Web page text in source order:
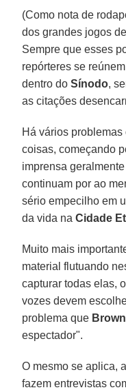
(Como nota de
dos grandes jogos
Sempre que esses
repórteres se
dentro doSínodo,
as citações
Há vários
coisas, começando
imprensa
continuam por ao
sério empecilho em
da vida naCidade
Muito mais
material flutuando
capturar todas elas,
vozes devem
problema que Brown
espectador".
O mesmo se aplica,
fazem entrevistas